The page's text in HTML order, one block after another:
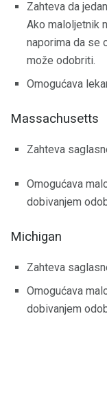
Zahteva da
Ako maloljetnik
naporima da se
može odobriti.
Omogućava
Massachusetts
Zahteva
Omogućava
dobivanjem
Michigan
Zahteva
Omogućava
dobivanjem